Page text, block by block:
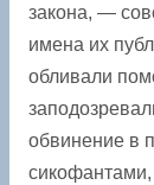
закона, —
имена их
обливали
обвинение в